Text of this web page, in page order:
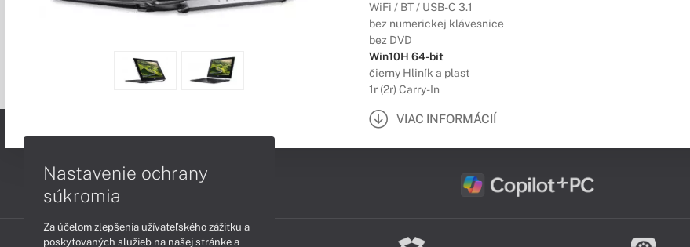
WiFi / BT / USB-C 3.1
bez numerickej klávesnice
bez DVD
Win10H 64-bit
čierny Hliník a plast
1r (2r) Carry-In
VIAC INFORMÁCIÍ
Nastavenie ochrany
súkromia
Za účelom zlepšenia užívateľského zážitku a
poskytovaných služieb na našej stránke a